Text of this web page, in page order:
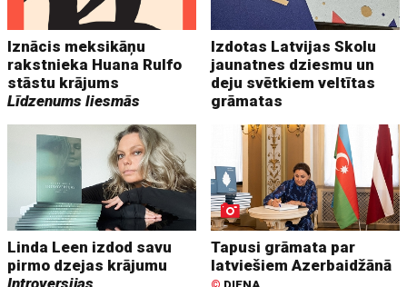
Iznācis meksikāņu
rakstnieka Huana Rulfo
stāstu krājums
Līdzenums liesmās
Izdotas Latvijas Skolu
jaunatnes dziesmu un
deju svētkiem veltītas
grāmatas
Linda Leen izdod savu
pirmo dzejas krājumu
Introversijas
Tapusi grāmata par
latviešiem Azerbaidžānā